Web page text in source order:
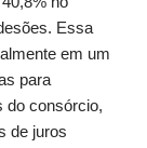
Essa
em um
para
do consórcio,
de juros